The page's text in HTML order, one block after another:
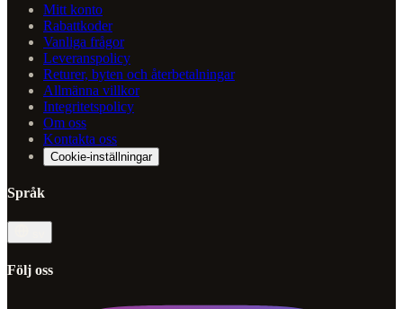
Mitt konto
Rabattkoder
Vanliga frågor
Leveranspolicy
Returer, byten och återbetalningar
Allmänna villkor
Integritetspolicy
Om oss
Kontakta oss
Cookie-inställningar
Språk
Följ oss